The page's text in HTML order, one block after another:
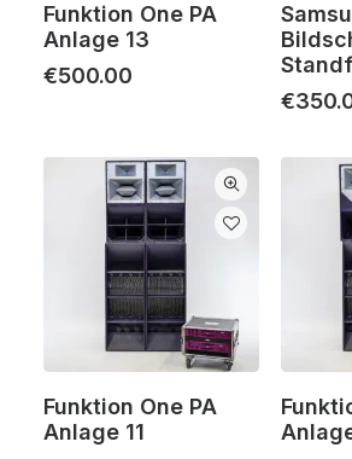
Funktion One PA
Anlage 13
€500.00
€
Funktion One PA
Anlage 11